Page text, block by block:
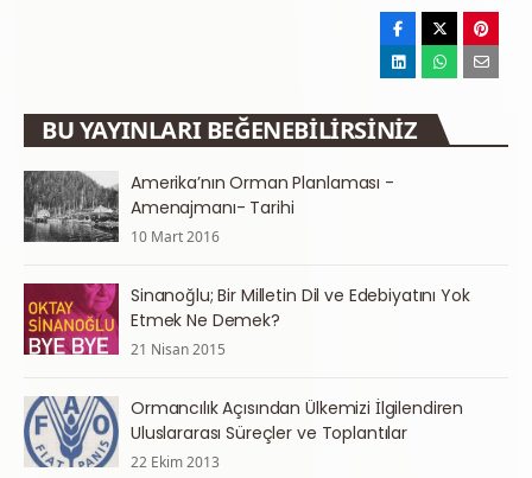
BU YAYINLARI BEĞENEBILIRSINIZ
Amerika’nın Orman Planlaması -
Amenajmanı- Tarihi
10 Mart 2016
Sinanoğlu; Bir Milletin Dil ve Edebiyatını Yok
Etmek Ne Demek?
21 Nisan 2015
Ormancılık Açısından Ülkemizi İlgilendiren
Uluslararası Süreçler ve Toplantılar
22 Ekim 2013